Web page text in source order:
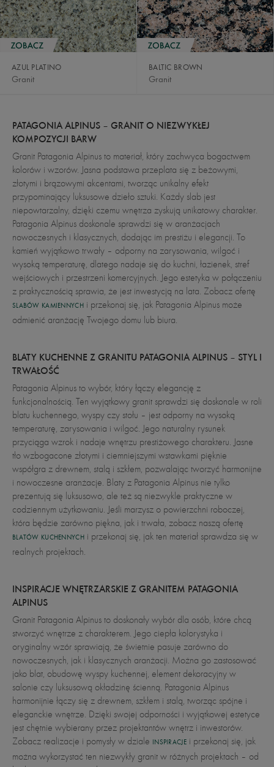
AZUL PLATINO
Granit
BALTIC BROWN
Granit
PATAGONIA ALPINUS – GRANIT O NIEZWYKŁEJ
KOMPOZYCJI BARW
Granit Patagonia Alpinus to materiał, który zachwyca bogactwem
kolorów i wzorów. Jasna podstawa przeplata się z beżowymi,
złotymi i brązowymi akcentami, tworząc unikalny efekt
przypominający luksusowe dzieło sztuki. Każdy slab jest
niepowtarzalny, dzięki czemu wnętrza zyskują unikatowy charakter.
Patagonia Alpinus doskonale sprawdzi się w aranżacjach
nowoczesnych i klasycznych, dodając im prestiżu i elegancji. To
kamień wyjątkowo trwały – odporny na zarysowania, wilgoć i
wysoką temperaturę, dlatego nadaje się do kuchni, łazienek, stref
wejściowych i przestrzeni komercyjnych. Jego estetyka w połączeniu
z praktycznością sprawia, że jest inwestycją na lata. Zobacz ofertę
SLABÓW KAMIENNYCHi przekonaj się, jak Patagonia Alpinus może
odmienić aranżację Twojego domu lub biura.
BLATY KUCHENNE Z GRANITU PATAGONIA ALPINUS – STYL I
TRWAŁOŚĆ
Patagonia Alpinus to wybór, który łączy elegancję z
funkcjonalnością. Ten wyjątkowy granit sprawdzi się doskonale w roli
blatu kuchennego, wyspy czy stołu – jest odporny na wysoką
temperaturę, zarysowania i wilgoć. Jego naturalny rysunek
przyciąga wzrok i nadaje wnętrzu prestiżowego charakteru. Jasne
tło wzbogacone złotymi i ciemniejszymi wstawkami pięknie
współgra z drewnem, stalą i szkłem, pozwalając tworzyć harmonijne
i nowoczesne aranżacje. Blaty z Patagonia Alpinus nie tylko
prezentują się luksusowo, ale też są niezwykle praktyczne w
codziennym użytkowaniu. Jeśli marzysz o powierzchni roboczej,
która będzie zarówno piękna, jak i trwała, zobacz naszą ofertę
BLATÓW KUCHENNYCHi przekonaj się, jak ten materiał sprawdza się w
realnych projektach.
INSPIRACJE WNĘTRZARSKIE Z GRANITEM PATAGONIA
ALPINUS
Granit Patagonia Alpinus to doskonały wybór dla osób, które chcą
stworzyć wnętrze z charakterem. Jego ciepła kolorystyka i
oryginalny wzór sprawiają, że świetnie pasuje zarówno do
nowoczesnych, jak i klasycznych aranżacji. Można go zastosować
jako blat, obudowę wyspy kuchennej, element dekoracyjny w
salonie czy luksusową okładzinę ścienną. Patagonia Alpinus
harmonijnie łączy się z drewnem, szkłem i stalą, tworząc spójne i
eleganckie wnętrze. Dzięki swojej odporności i wyjątkowej estetyce
jest chętnie wybierany przez projektantów wnętrz i inwestorów.
Zobacz realizacje i pomysły w dziale
INSPIRACJEi przekonaj się, jak
można wykorzystać ten niezwykły granit w różnych projektach – od